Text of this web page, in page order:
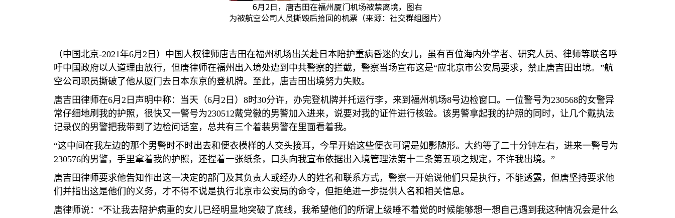
6月2日，唐吉田在福州厦门机场被禁离境，图右
为被航空公司人员撕毁后拾回的机票（来源：社交群组图片）
（中国北京-2021年6月 2 日）中国人权律师唐吉田在福州机场出关赴日本陪护重病昏迷的女儿，虽有百位海内外学者、研究人员、律师等联名呼
吁中国政府以人道理由放行，但唐律师在福州出入境处遭到中共警察的拦截，警察当场宣布这是“应北京市公安局要求，禁止唐吉田出境。 ”航
空公司职员撕破了他从厦门去日本东京的登机牌。至此，唐吉田出境努力失败。
唐吉田律师在6月 2 日声明中称：当天（6月 2 日） 8时30分许，办完登机牌并托运行李，来到福州机场8号边检窗口。一位警号为230568的女警异
常仔细地刷我的护照，很快又一警号为230512戴党徽的男警加入进来，说要对我的证件进行核验。该男警拿起我的护照的同时，让几个戴执法
记录仪的男警把我带到了边检问话室，总共有三个着装男警在里面看着我。
“这中间在我左边的那个男警时不时出去和便衣模样的人交头接耳，今早开始这些便衣可谓是如影随形。大约等了二十分钟左右，进来一警号为
230576的男警，手里拿着我的护照，还捏着一张纸条，口头向我宣布依据出入境管理法第十二条第五项之规定，不许我出境。 ”
唐吉田律师要求他告知作出这一决定的部门及其负责人或经办人的姓名和联系方式，警察一开始说他们只是执行，不能透露，但唐坚持要求他
们并指出这是他们的义务，才不得不说是执行北京市公安局的命令，但拒绝进一步提供人名和相关信息。
唐律师说： “不让我去陪护病重的女儿已经明显地突破了底线，我希望他们的所谓上级睡不着觉的时候能够想一想自己遇到我这种情况会是什么